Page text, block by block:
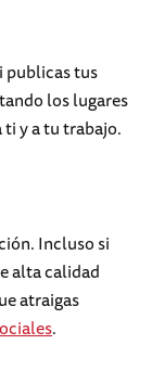
publicas tus
los lugares
y a tu trabajo.
Incluso si
alta calidad
atraigas
.